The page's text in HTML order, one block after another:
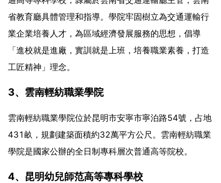
省教育廳具體管理和指導。學院牢固樹立為交通運輸行
業企業培養人才，為區域經濟發展服務的思想，倡導
「進校就是進廠，實訓就是上班，培養職業素養，打造
工匠精神」理念。
3、雲南輕紡職業學院
雲南輕紡職業學院位於昆明市安寧市寧泊路54號，占地
431畝，規劃建築面積約32萬平方公尺。雲南輕紡職業
學院是國家公辦的全日制專科層次普通高等院校。
4、昆明幼兒師范高等專科學校